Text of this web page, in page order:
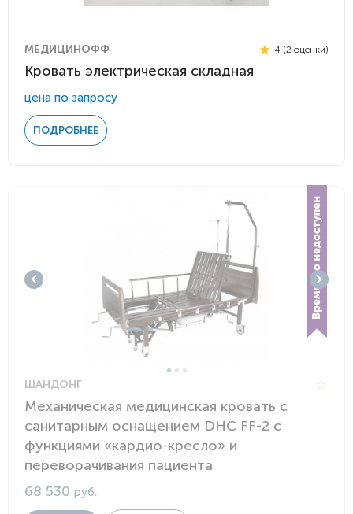
МЕДИЦИНОФФ 4 (2 оценки)
Кровать электрическая складная
цена по запросу
ПОДРОБНЕЕ
ШАНДОНГ
Механическая медицинская кровать с
санитарным оснащением DHC FF-2 с
функциями «кардио-кресло» и
переворачивания пациента
68 530 руб.